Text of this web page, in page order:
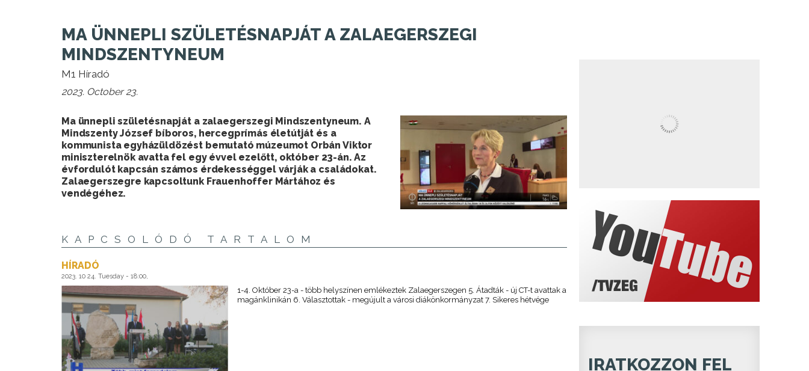
MA ÜNNEPLI SZÜLETÉSNAPJÁT A ZALAEGERSZEGI
MINDSZENTYNEUM
M1 Híradó
2023. October 23.
Ma ünnepli születésnapját a zalaegerszegi Mindszentyneum. A
Mindszenty József bíboros, hercegprímás életútját és a
kommunista egyházüldözést bemutató múzeumot Orbán Viktor
miniszterelnök avatta fel egy évvel ezelőtt, október 23-án. Az
évfordulót kapcsán számos érdekességgel várják a családokat.
Zalaegerszegre kapcsoltunk Frauenhoffer Mártához és
vendégéhez.
KAPCSOLÓDÓ TARTALOM
HÍRADÓ
2023. 10 24. Tuesday - 18:00,
1-4. Október 23-a - több helyszínen emlékeztek Zalaegerszegen 5. Átadták - új CT-t avattak a
magánklinikán 6. Választottak - megújult a városi diákönkormányzat 7. Sikeres hétvége
IRATKOZZON FEL